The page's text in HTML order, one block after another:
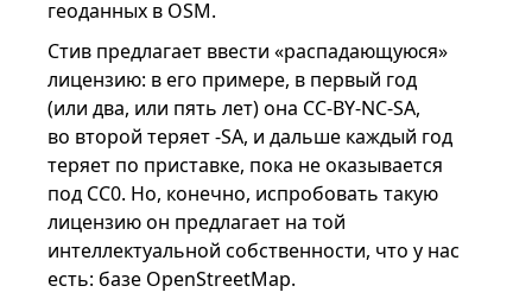
геоданных в OSM.
Стив предлагает ввести «распадающуюся»
лицензию: в его примере, в первый год
(или два, или пять лет) она CC-BY-NC-SA,
во второй теряет -SA, и дальше каждый год
теряет по приставке, пока не оказывается
под CC0. Но, конечно, испробовать такую
лицензию он предлагает на той
интеллектуальной собственности, что у нас
есть: базе OpenStreetMap.